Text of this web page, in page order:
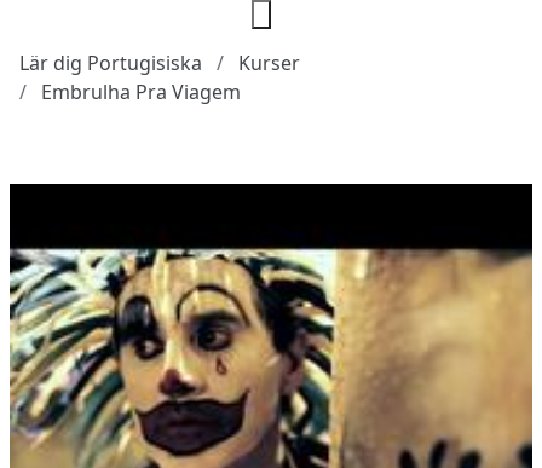
Lär dig Portugisiska
Kurser
Embrulha Pra Viagem